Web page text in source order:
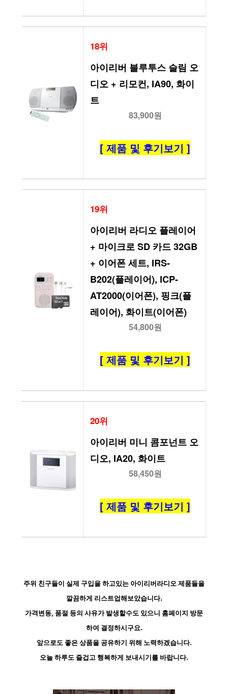
18위
아이리버 블루투스 슬림 오
디오 + 리모컨, IA90, 화이
트
83,900원
[ 제품 및 후기보기 ]
19위
아이리버 라디오 플레이어
+ 마이크로 SD 카드 32GB
+ 이어폰 세트, IRS-
B202(플레이어), ICP-
AT2000(이어폰), 핑크(플
레이어), 화이트(이어폰)
54,800원
[ 제품 및 후기보기 ]
20위
아이리버 미니 콤포넌트 오
디오, IA20, 화이트
58,450원
[ 제품 및 후기보기 ]
주위 친구들이 실제 구입을 하고있는 아이리버라디오 제품들을
깔끔하게 리스트업해보았습니다.
가격변동, 품절 등의 사유가 발생할수도 있으니 홈페이지 방문
하여 결정하시구요.
앞으로도 좋은 상품을 공유하기 위해 노력하겠습니다.
오늘 하루도 즐겁고 행복하게 보내시기를 바랍니다.